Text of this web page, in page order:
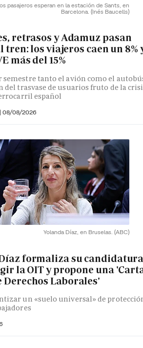
pasajeros esperan en la estación de Sants, en
Barcelona. (Inés Baucells)
retrasos y Adamuz pasan
tren: los viajeros caen un 8%
más del 15%
semestre tanto el avión como el
del trasvase de usuarios fruto de la
español
08/08/2026
Yolanda Díaz, en Bruselas. (ABC)
formaliza su
la OIT y propone una
Derechos Laborales'
un «suelo universal» de